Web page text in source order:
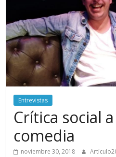
digital
del
Politécnico
Grancolombiano
Entrevistas
Crítica social
comedia
noviembre 30, 2018